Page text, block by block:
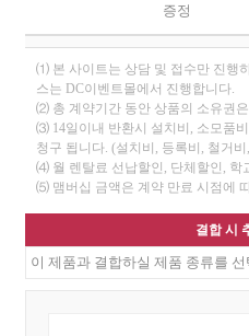
증정
⑴ 본 사이트는 상담 및 접수만 진행
스는 DC이벤트몰에서 진행합니다.
⑵ 총 계약기간 동안 상품의 소유권
⑶ 14일이내 반환시 설치비, 소모품
청구 됩니다. (설치비, 등록비, 철거
⑷ 월 렌탈료 선납할인, 단체할인, 학
⑸ 맴버십 금액은 계약 만료 시점에
결합 시